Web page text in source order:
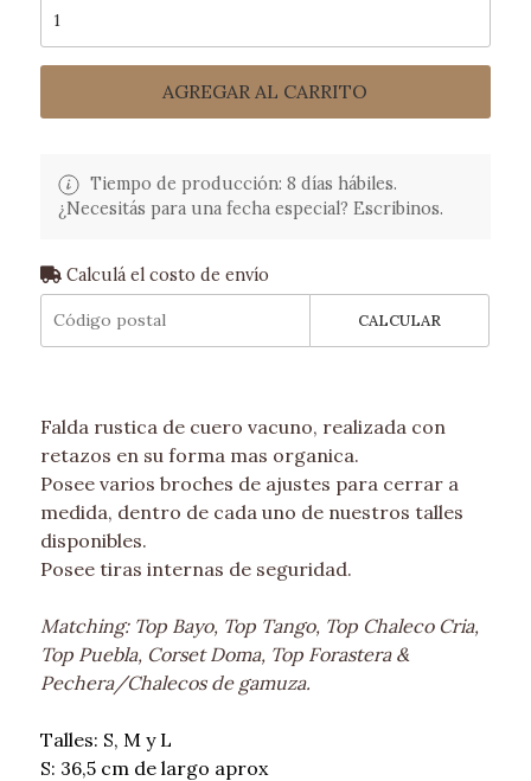
AGREGAR AL CARRITO
Tiempo de producción: 8 días hábiles.
¿Necesitás para una fecha especial? Escribinos.
Calculá el costo de envío
CALCULAR
Falda rustica de cuero vacuno, realizada con
retazos en su forma mas organica.
Posee varios broches de ajustes para cerrar a
medida, dentro de cada uno de nuestros talles
disponibles.
Posee tiras internas de seguridad.
Matching: Top Bayo, Top Tango, Top Chaleco Cria,
Top Puebla, Corset Doma, Top Forastera &
Pechera/Chalecos de gamuza.
Talles: S, M y L
S: 36,5 cm de largo aprox